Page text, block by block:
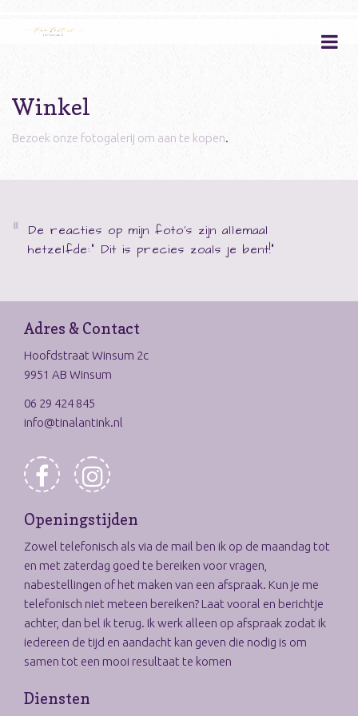
Winkel
Bezoek onze fotogalerij om aan te kopen.
De reacties op mijn foto's zijn allemaal
hetzelfde:" Dit is precies zoals je bent!"
Adres & Contact
Hoofdstraat Winsum 2c
9951 AB Winsum
06 29 424 845
info@tinalantink.nl
Openingstijden
Zowel telefonisch als via de mail ben ik op de maandag tot
en met zaterdag goed te bereiken voor vragen,
nabestellingen of het maken van een afspraak. Kun je me
telefonisch niet meteen bereiken? Laat vooral en berichtje
achter, dan bel ik terug. Ik werk alleen op afspraak zodat ik
iedereen de tijd en aandacht kan geven die nodig is om
samen tot een mooi resultaat te komen
Diensten